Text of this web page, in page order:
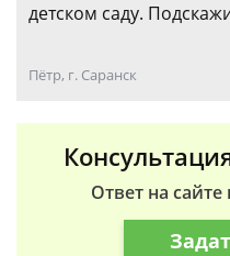
детском саду.
Пётр, г. Саранск
Ответ на